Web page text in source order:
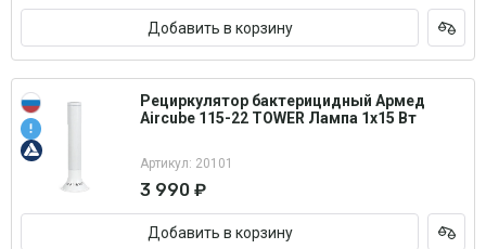
Добавить в корзину
Рециркулятор бактерицидный Армед
Aircube 115-22 TOWER Лампа 1х15 Вт
Артикул: 20101
3 990 ₽
Добавить в корзину